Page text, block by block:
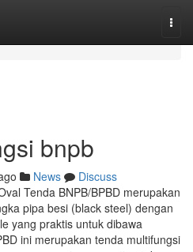
bnpb
News
Discuss
Tenda BNPB/BPBD merupakan
pipa besi (black steel) dengan
yang praktis untuk dibawa
ini merupakan tenda multifungsi